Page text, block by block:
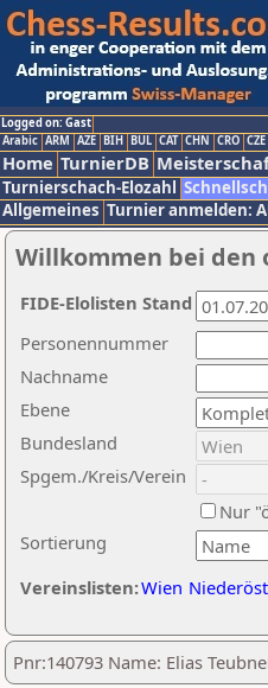
Logged on: Gast
Arabic ARM AZE BIH BUL CAT CHN CRO CZE
Home TurnierDB
Turnierschach-Elozahl
Allgemeines Turnier anmelden:
Willkommen bei den
Nachname
Ebene
Sortierung
Personennummer
Bundesland
Spgem./Kreis/Verein
Nur
Vereinslisten:Wien
FIDE-Elolisten Stand
Pnr:140793 Name: Elias